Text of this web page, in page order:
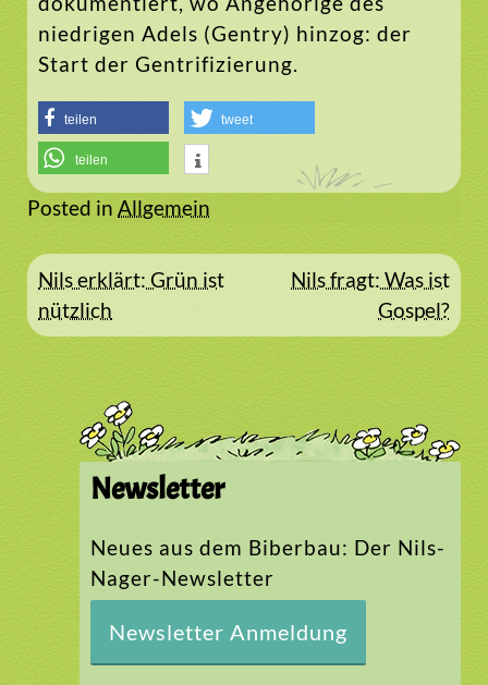
niedrigen Adels (Gentry) hinzog: der
Start der Gentrifizierung.
teilen tweet
teilen
Posted in Allgemein
Beitragsnavigation
Nils erklärt: Grün ist
nützlich
Nils fragt: Was ist
Gospel?
Newsletter
Neues aus dem Biberbau: Der Nils-
Nager-Newsletter
Newsletter Anmeldung